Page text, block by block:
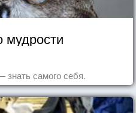
мудрости
самого себя.